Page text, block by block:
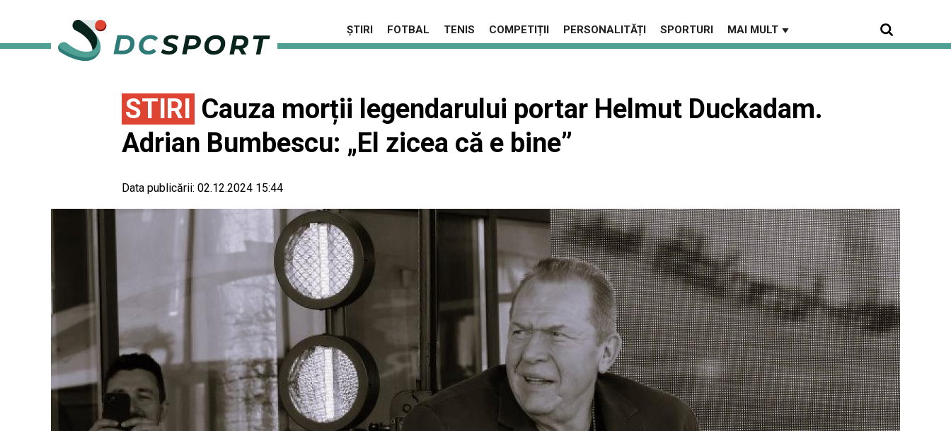
ȘTIRI FOTBAL TENIS COMPETIȚII PERSONALITĂȚI SPORTURI MAI MULT ▼
STIRI Cauza morții legendarului portar Helmut Duckadam.
Adrian Bumbescu: „El zicea că e bine”
Data publicării: 02.12.2024 15:44